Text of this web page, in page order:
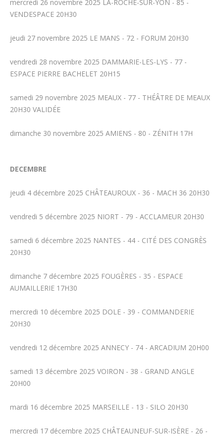
mercredi 26 novembre 2025 LA-ROCHE-SUR-YON - 85 -
VENDESPACE 20H30
jeudi 27 novembre 2025 LE MANS - 72 - FORUM 20H30
vendredi 28 novembre 2025 DAMMARIE-LES-LYS - 77 -
ESPACE PIERRE BACHELET 20H15
samedi 29 novembre 2025 MEAUX - 77 - THÉÂTRE DE MEAUX
20H30 VALIDÉE
dimanche 30 novembre 2025 AMIENS - 80 - ZÉNITH 17H
DECEMBRE
jeudi 4 décembre 2025 CHÂTEAUROUX - 36 - MACH 36 20H30
vendredi 5 décembre 2025 NIORT - 79 - ACCLAMEUR 20H30
samedi 6 décembre 2025 NANTES - 44 - CITÉ DES CONGRÈS
20H30
dimanche 7 décembre 2025 FOUGÈRES - 35 - ESPACE
AUMAILLERIE 17H30
mercredi 10 décembre 2025 DOLE - 39 - COMMANDERIE
20H30
vendredi 12 décembre 2025 ANNECY - 74 - ARCADIUM 20H00
samedi 13 décembre 2025 VOIRON - 38 - GRAND ANGLE
20H00
mardi 16 décembre 2025 MARSEILLE - 13 - SILO 20H30
mercredi 17 décembre 2025 CHÂTEAUNEUF-SUR-ISÈRE - 26 -